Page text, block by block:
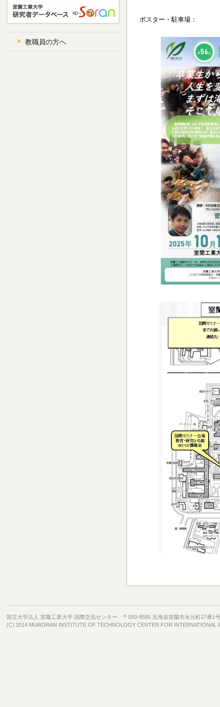
教職員の方へ
国立大学法人 室蘭工業大学 国際交流センター 〒050-8585 北海道室蘭市水元町27番1号
(C) 2014 MURORAN INSTITUTE OF TECHNOLOGY CENTER FOR INTERNATIONAL